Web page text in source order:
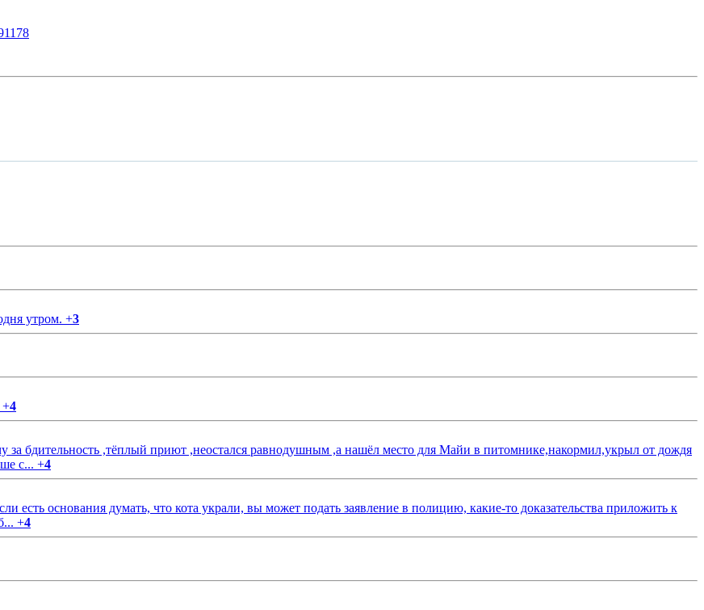
утром. +3
+4
бдительность ,тёплый приют ,неостался равнодушным ,а нашёл место для Майи в питомнике,накормил,укрыл от дождя
с... +4
основания думать, что кота украли, вы может подать заявление в полицию, какие-то доказательства приложить к
+4